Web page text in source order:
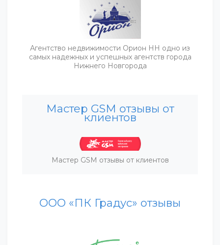
Агентство недвижимости Орион НН одно из
самых надежных и успешных агентств города
Нижнего Новгорода
Мастер GSM отзывы от
клиентов
Мастер GSM отзывы от клиентов
ООО «ПК Градус» отзывы